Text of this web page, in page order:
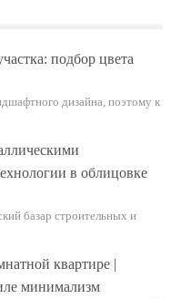
подбор цвета
дизайна, поэтому к
в облицовке
базар строительных и
квартире |
минимализм